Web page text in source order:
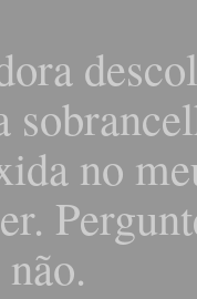
no